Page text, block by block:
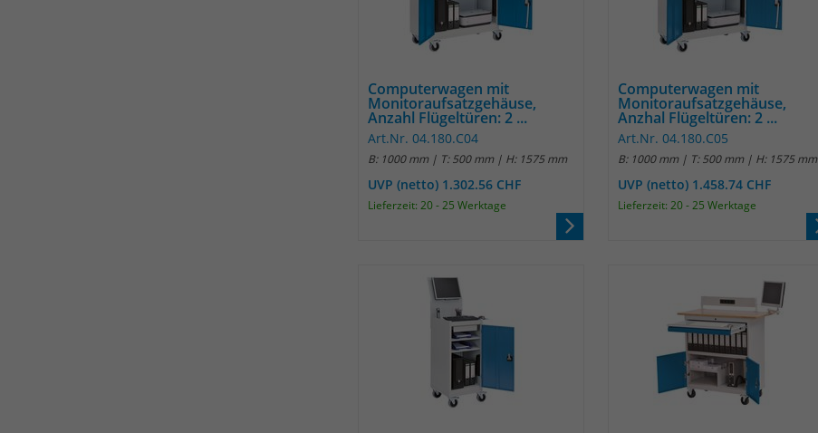
Computerwagen mit
Monitoraufsatzgehäuse,
Anzahl Flügeltüren: 2 ...
Art.Nr. 04.180.C04
B: 1000 mm | T: 500 mm | H: 1575 mm
UVP (netto) 1.302.56 CHF
Lieferzeit: 20 - 25 Werktage
Computerwagen mit
Monitoraufsatzgehäuse,
Anzhal Flügeltüren: 2 ...
Art.Nr. 04.180.C05
B: 1000 mm | T: 500 mm | H: 1575 mm
UVP (netto) 1.458.74 CHF
Lieferzeit: 20 - 25 Werktage
gespeichert und sind damit externen
Unternehmen unzugänglich.
Name _pk_ses
Anbieter
Laufzeit 30 Minuten
Das Cookie wird genutzt um temporär
Session Daten zu speichern
Name
Anbieter
Laufzeit